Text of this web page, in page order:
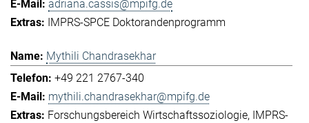
adriana.cassis@mpifg.de
IMPRS-SPCE Doktorandenprogramm
Mythili Chandrasekhar
+49 221 2767-340
mythili.chandrasekhar@mpifg.de
Forschungsbereich Wirtschaftssoziologie
IMPRS-